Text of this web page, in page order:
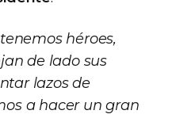
héroes,
de lado sus
lazos de
a hacer un gran